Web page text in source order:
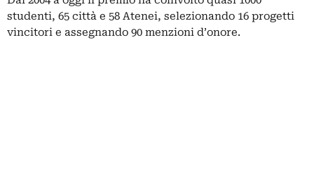
studenti, 65 città e 58 Atenei, selezionando 16 progetti
vincitori e assegnando 90 menzioni d’onore.